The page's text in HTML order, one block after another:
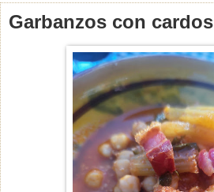
Garbanzos con cardos